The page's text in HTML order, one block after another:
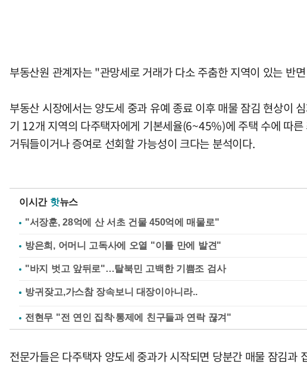
부동산원 관계자는 "관망세로 거래가 다소 주춤한 지역이 있는 반
부동산 시장에서는 양도세 중과 유예 종료 이후 매물 잠김 현상이
기 12개 지역의 다주택자에게 기본세율(6~45%)에 주택 수에 따
거둬들이거나 증여로 선회할 가능성이 크다는 분석이다.
이시간 핫뉴스
"서장훈, 28억에 산 서초 건물 450억에 매물로"
방은희, 어머니 고독사에 오열 "이틀 만에 발견"
"바지 벗고 앞뒤로"…탈북민 고백한 기쁨조 검사
전현무 "전 연인 집착·통제에 친구들과 연락 끊겨"
전문가들은 다주택자 양도세 중과가 시작되면 당분간 매물 잠김과